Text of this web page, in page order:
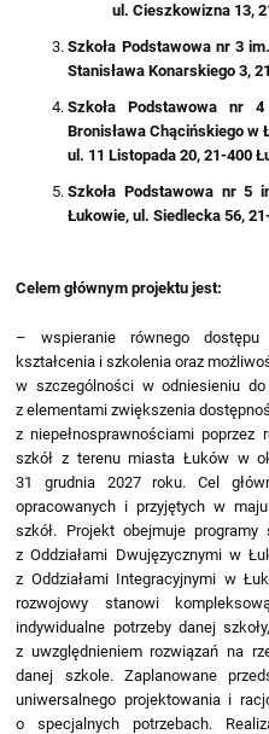
ul. Cieszkowizna 13,
Szkoła Podstawowa nr 3
Stanisława Konarskiego 3,
Szkoła Podstawowa nr
Bronisława Chącińskiego w
ul. 11 Listopada 20, 21-400
Szkoła Podstawowa nr 5
Łukowie, ul. Siedlecka 56,
Celem głównym projektu jest:
– wspieranie równego
kształcenia i szkolenia oraz
w szczególności w odniesieniu
z elementami zwiększenia
z niepełnosprawnościami poprzez
szkół z terenu miasta Łuków w
31 grudnia 2027 roku. Cel
opracowanych i przyjętych w
szkół. Projekt obejmuje
z Oddziałami Dwujęzycznymi w
z Oddziałami Integracyjnymi w
rozwojowy stanowi
indywidualne potrzeby danej
z uwzględnieniem rozwiązań na
danej szkole. Zaplanowane
uniwersalnego projektowania i
o specjalnych potrzebach.